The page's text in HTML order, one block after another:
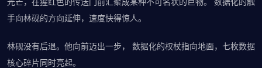
手向林砚的方向延伸，速度快得惊人。
林砚没有后退。他向前迈出一步， 数据化的权杖指向地面，七枚数据
核心碎片同时亮起。